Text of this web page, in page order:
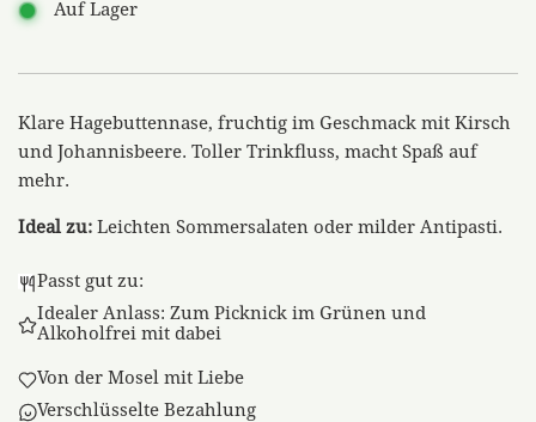
Auf Lager
Klare Hagebuttennase, fruchtig im Geschmack mit Kirsch
und Johannisbeere. Toller Trinkfluss, macht Spaß auf
mehr.
Ideal zu: Leichten Sommersalaten oder milder Antipasti.
Passt gut zu:
Idealer Anlass: Zum Picknick im Grünen und
Alkoholfrei mit dabei
Von der Mosel mit Liebe
Verschlüsselte Bezahlung